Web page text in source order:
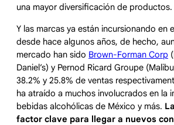
una mayor diversificación de productos.
Y las marcas ya están incursionando en
desde hace algunos años, de hecho,
mercado han sido Brown-Forman Corp
Daniel’s) y Pernod Ricard Groupe
38.2% y 25.8% de ventas
ha atraído a muchos involucrados en la
bebidas alcohólicas de México y más.
factor clave para llegar a nuevos